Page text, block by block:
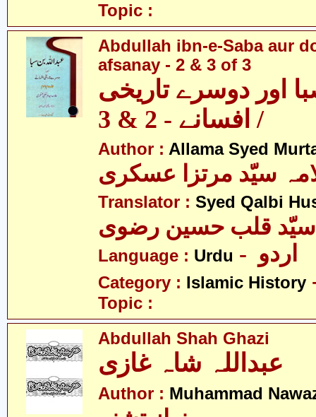
Topic :
Abdullah ibn-e-Saba aur
afsanay - 2 & 3 of 3
اور دوسرے تاریخی
افسانے - 2 & 3 /
Author : Allama Syed
سیّد مرتزا عسکری
Translator : Syed Qalbi
Language : Urdu
Category : Islamic History
Topic :
Abdullah Shah Ghazi
عبداللہ شاہ غازی
Author : Muhammad